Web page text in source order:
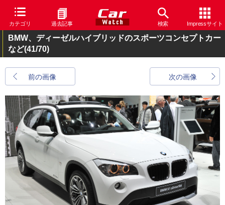
カテゴリ 過去記事 検索 Impressサイト
BMW、ディーゼルハイブリッドのスポーツコンセプトカー
など(41/70)
前の画像 次の画像